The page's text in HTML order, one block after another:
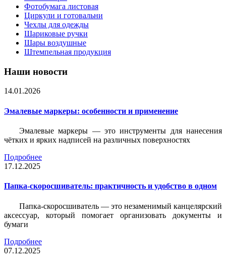
Фотобумага листовая
Циркули и готовальни
Чехлы для одежды
Шариковые ручки
Шары воздушные
Штемпельная продукция
Наши новости
14.01.2026
Эмалевые маркеры: особенности и применение
Эмалевые маркеры — это инструменты для нанесения
чётких и ярких надписей на различных поверхностях
Подробнее
17.12.2025
Папка-скоросшиватель: практичность и удобство в одном
Папка-скоросшиватель — это незаменимый канцелярский
аксессуар, который помогает организовать документы и
бумаги
Подробнее
07.12.2025